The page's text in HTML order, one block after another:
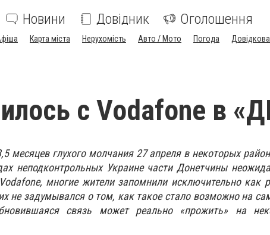
Новини Довідник Оголошення
Карта міста Нерухомість Авто / Мото Погода Довідкова
с Vodafone в
месяцев глухого молчания 27 апреля в некоторых
неподконтрольных Украине части Донетчины
многие жители запомнили исключительно как
не задумывался о том, как такое стало возможно на
связь может реально «прожить» на